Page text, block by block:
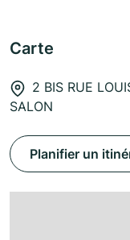
Carte
2 BIS RUE
SALON
Planifier un